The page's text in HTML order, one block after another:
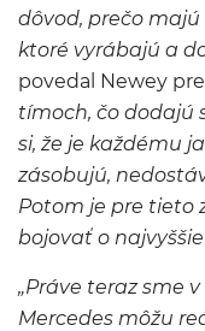
dôvod, prečo majú
ktoré vyrábajú a
povedal Newey
tímoch, čo dodajú
si, že je každému
zásobujú,
Potom je pre tieto
bojovať o najvyššie
„Práve teraz sme
Mercedes môžu